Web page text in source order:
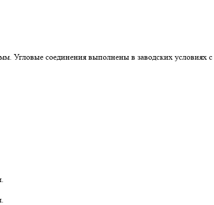
Угловые соединения выполнены в заводских условиях